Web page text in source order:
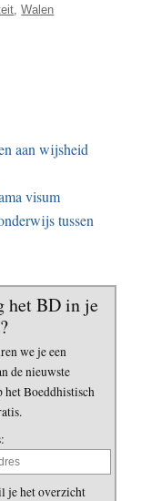
,Walen
aan wijsheid
visum
tussen
het BD in je
we je een
de nieuwste
het Boeddhistisch
je het overzicht